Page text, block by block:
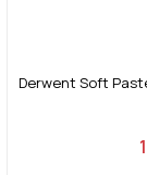
Derwent Soft